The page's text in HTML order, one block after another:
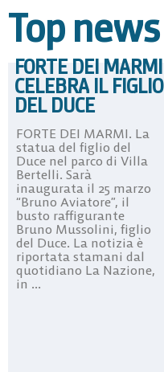
Top news
FORTE DEI MARMI
CELEBRA IL FIGLIO
DEL DUCE
FORTE DEI MARMI. La
statua del figlio del
Duce nel parco di Villa
Bertelli. Sarà
inaugurata il 25 marzo
“Bruno Aviatore”, il
busto raffigurante
Bruno Mussolini, figlio
del Duce. La notizia è
riportata stamani dal
quotidiano La Nazione,
in ...